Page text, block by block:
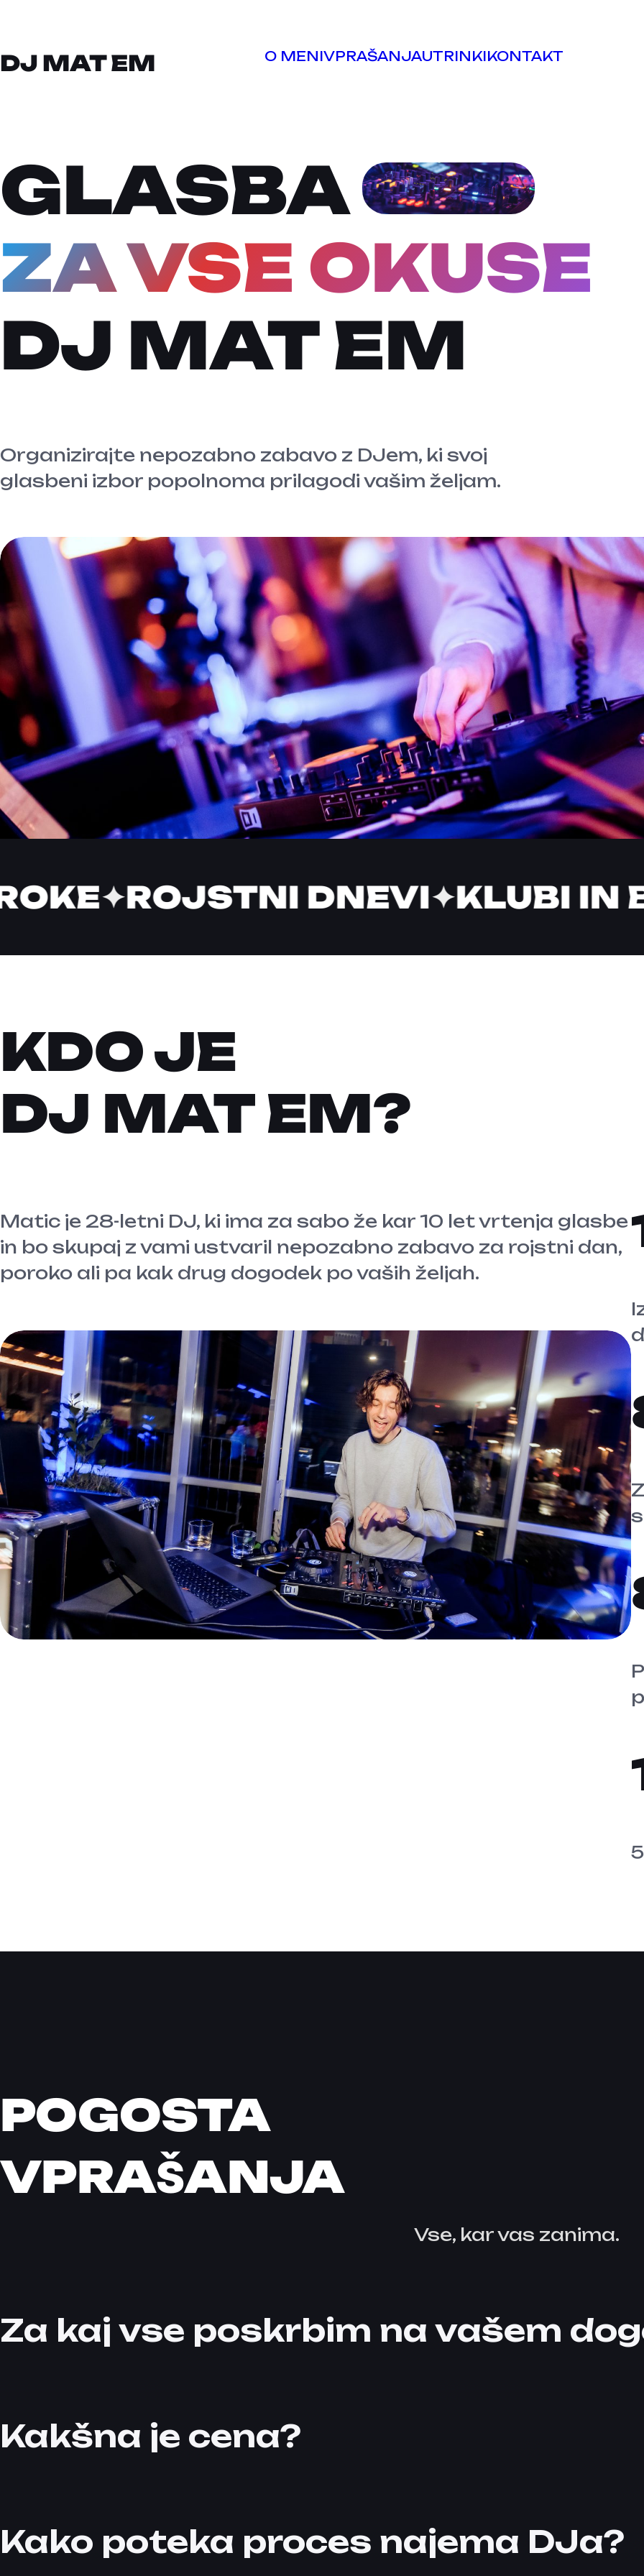
DJ MAT EM O MENIVPRAŠANJAUTRINKIKONTAKT
GLASBA
ZA VSE OKUSE
DJ MAT EM
Organizirajte nepozabno zabavo z DJem, ki svoj
glasbeni izbor popolnoma prilagodi vašim željam.
✦ROJSTNI DNEVI✦KLUBI IN
KDO JE
DJ MAT EM?
Matic je 28-letni DJ, ki ima za sabo že kar 10 let vrtenja glasbe
in bo skupaj z vami ustvaril nepozabno zabavo za rojstni dan,
poroko ali pa kak drug dogodek po vaših željah.
POGOSTA
VPRAŠANJA
Vse, kar vas zanima.
Za kaj vse poskrbim na vašem
Kakšna je cena?
Kako poteka proces najema DJa?